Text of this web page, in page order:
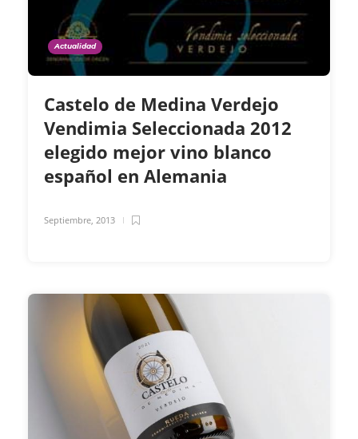
Actualidad
Castelo de Medina Verdejo
Vendimia Seleccionada 2012
elegido mejor vino blanco
español en Alemania
Septiembre, 2013